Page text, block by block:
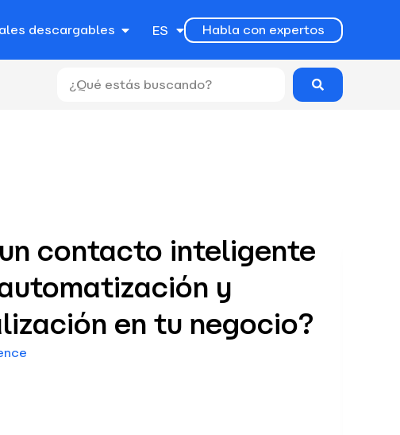
descargables ES
PT
Habla con expertos
contacto inteligente
y
en tu negocio?